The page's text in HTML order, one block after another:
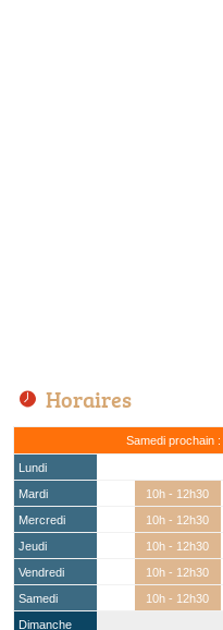
Horaires
Samedi prochain :
Lundi
Mardi
10h - 12h30
Mercredi
10h - 12h30
Jeudi
10h - 12h30
Vendredi
10h - 12h30
Samedi
10h - 12h30
Dimanche